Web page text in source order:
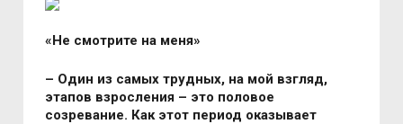
«Не смотрите на меня»
– Один из самых трудных, на мой взгляд,
этапов взросления – это половое
созревание. Как этот период оказывает